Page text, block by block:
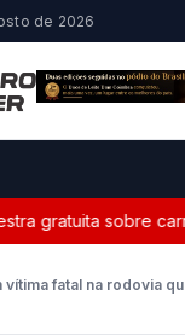
de 2026
sobre
fatal na rodovia